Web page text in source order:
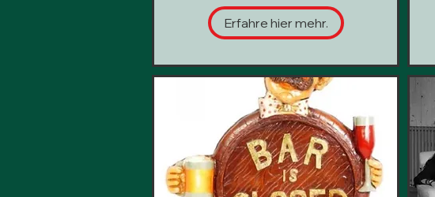
Erfahre hier mehr.